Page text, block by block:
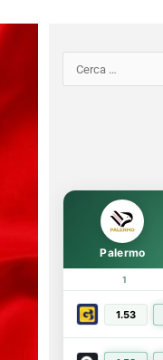
Palermo
1
1.53